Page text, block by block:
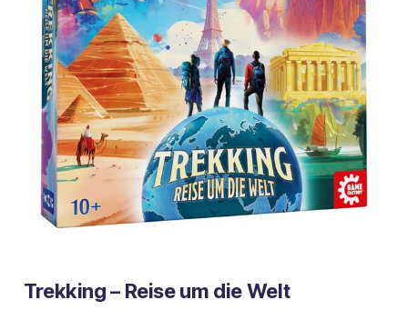
Trekking – Reise um die Welt